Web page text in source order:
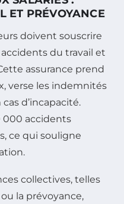
ET PRÉVOYANCE
doivent souscrire
du travail et
assurance prend
verse les indemnités
d’incapacité.
000 accidents
ce qui souligne
collectives, telles
la prévoyance,